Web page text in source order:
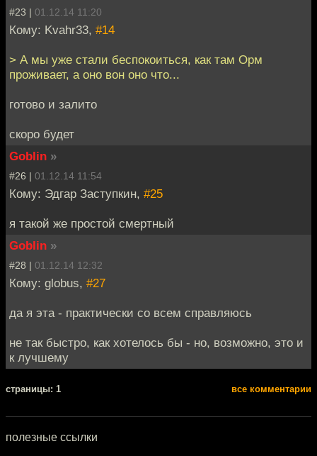
#23 | 01.12.14 11:20
Кому: Kvahr33, #14
> А мы уже стали беспокоиться, как там Орм
проживает, а оно вон оно что...
готово и залито
скоро будет
Goblin »
#26 | 01.12.14 11:54
Кому: Эдгар Заступкин, #25
я такой же простой смертный
Goblin »
#28 | 01.12.14 12:32
Кому: globus, #27
да я эта - практически со всем справляюсь
не так быстро, как хотелось бы - но, возможно, это и
к лучшему
cтраницы: 1 все комментарии
полезные ссылки